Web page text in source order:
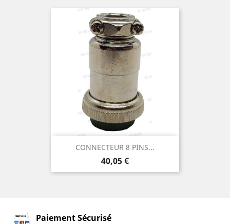
CONNECTEUR 8 PINS...
Prix
40,05 €
Paiement Sécurisé